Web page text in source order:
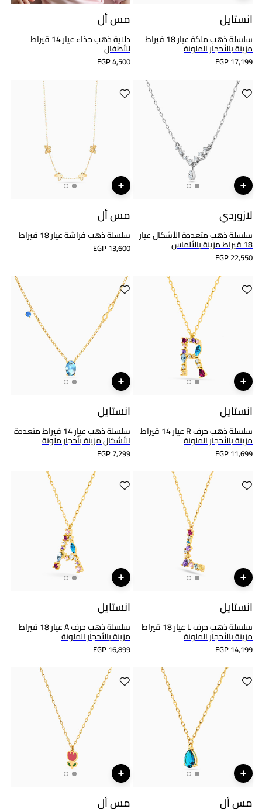
انستايل
سلسلة ذهب ملكة عيار 18 قيراط
مزينة بالأحجار الملونة
EGP 17,199
مس أل
دلاية ذهب حذاء عيار 14 قيراط
للأطفال
EGP 4,500
لازوردي
سلسلة ذهب متعددة الأشكال عيار
18 قيراط مزينة بالألماس
EGP 22,550
مس أل
سلسلة ذهب فراشة عيار 18 قيراط
EGP 13,600
انستايل
سلسلة ذهب حرف R عيار 14 قيراط
مزينة بالأحجار الملونة
EGP 11,699
انستايل
سلسلة ذهب عيار 14 قيراط متعددة
الأشكال مزينة بأحجار ملونة
EGP 7,299
انستايل
سلسلة ذهب حرف L عيار 18 قيراط
مزينة بالأحجار الملونة
EGP 14,199
انستايل
سلسلة ذهب حرف A عيار 18 قيراط
مزينة بالأحجار الملونة
EGP 16,899
مس أل مس أل